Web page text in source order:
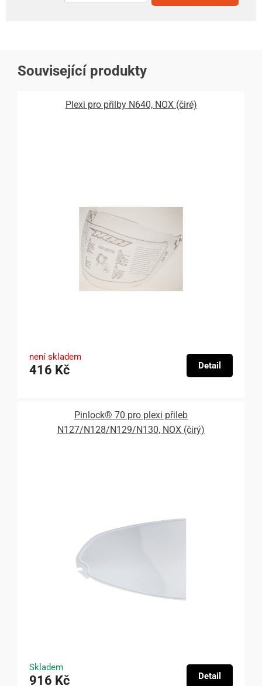
Související produkty
Plexi pro přilby N640, NOX (čiré)
není skladem
416 Kč Detail
Pinlock® 70 pro plexi přileb
N127/N128/N129/N130, NOX (čirý)
Skladem
916 Kč Detail